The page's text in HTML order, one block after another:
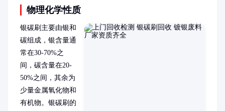
物理化学性质
银碳刷主要由银和
碳组成，银含量通
常在30-70%之
间，碳含量在20-
50%之间，其余为
少量金属氧化物和
有机物。银碳刷的